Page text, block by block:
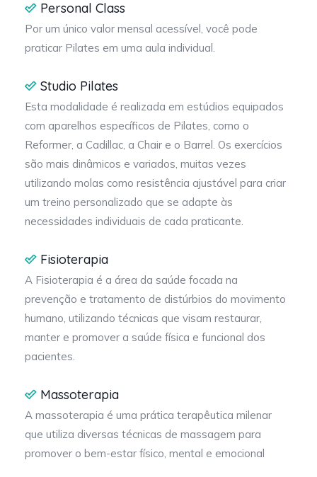
Pilates pode transformar seu corpo, sua saúde e sua
qualidade de vida!
Conheça também aVOLL Pilates
dePilates,Educação FísicaeFisioterapia.
Personal Class
Por um único valor mensal acessível, você pode
praticar Pilates em uma aula individual.
Studio Pilates
Esta modalidade é realizada em estúdios equipados
com aparelhos específicos de Pilates, como o
Reformer, a Cadillac, a Chair e o Barrel. Os exercícios
são mais dinâmicos e variados, muitas vezes
utilizando molas como resistência ajustável para criar
um treino personalizado que se adapte às
necessidades individuais de cada praticante.
Fisioterapia
A Fisioterapia é a área da saúde focada na
prevenção e tratamento de distúrbios do movimento
humano, utilizando técnicas que visam restaurar,
manter e promover a saúde física e funcional dos
pacientes.
Massoterapia
A massoterapia é uma prática terapêutica milenar
que utiliza diversas técnicas de massagem para
promover o bem-estar físico, mental e emocional